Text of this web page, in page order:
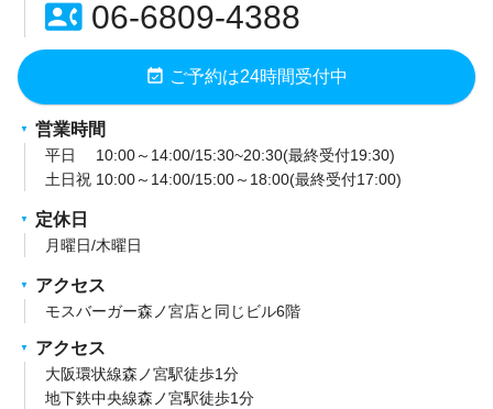
contact_phone06-6809-4388
event_available ご予約は24時間受付中
営業時間
平日 10:00～14:00/15:30~20:30(最終受付19:30)
土日祝 10:00～14:00/15:00～18:00(最終受付17:00)
定休日
月曜日/木曜日
アクセス
モスバーガー森ノ宮店と同じビル6階
アクセス
大阪環状線森ノ宮駅徒歩1分
地下鉄中央線森ノ宮駅徒歩1分